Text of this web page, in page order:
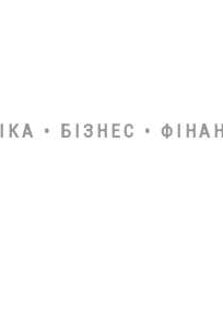
• БІЗНЕС •